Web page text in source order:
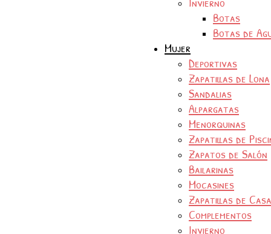
Botas
Botas de
Mujer
Deportivas
Zapatillas de Lona
Sandalias
Alpargatas
Menorquinas
Zapatillas de
Zapatos de Salón
Bailarinas
Mocasines
Zapatillas de Casa
Complementos
Invierno